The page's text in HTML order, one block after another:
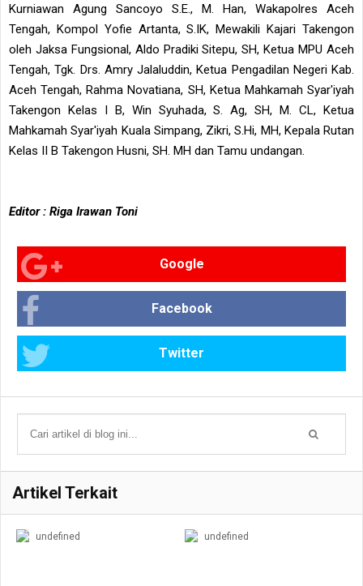
Kurniawan Agung Sancoyo S.E., M. Han, Wakapolres Aceh
Tengah, Kompol Yofie Artanta, S.IK, Mewakili Kajari Takengon
oleh Jaksa Fungsional, Aldo Pradiki Sitepu, SH, Ketua MPU Aceh
Tengah, Tgk. Drs. Amry Jalaluddin, Ketua Pengadilan Negeri Kab.
Aceh Tengah, Rahma Novatiana, SH, Ketua Mahkamah Syar'iyah
Takengon Kelas I B, Win Syuhada, S. Ag, SH, M. CL, Ketua
Mahkamah Syar'iyah Kuala Simpang, Zikri, S.Hi, MH, Kepala Rutan
Kelas II B Takengon Husni, SH. MH dan Tamu undangan.
Editor : Riga Irawan Toni
Google
Facebook
Twitter
Artikel Terkait
undefined undefined